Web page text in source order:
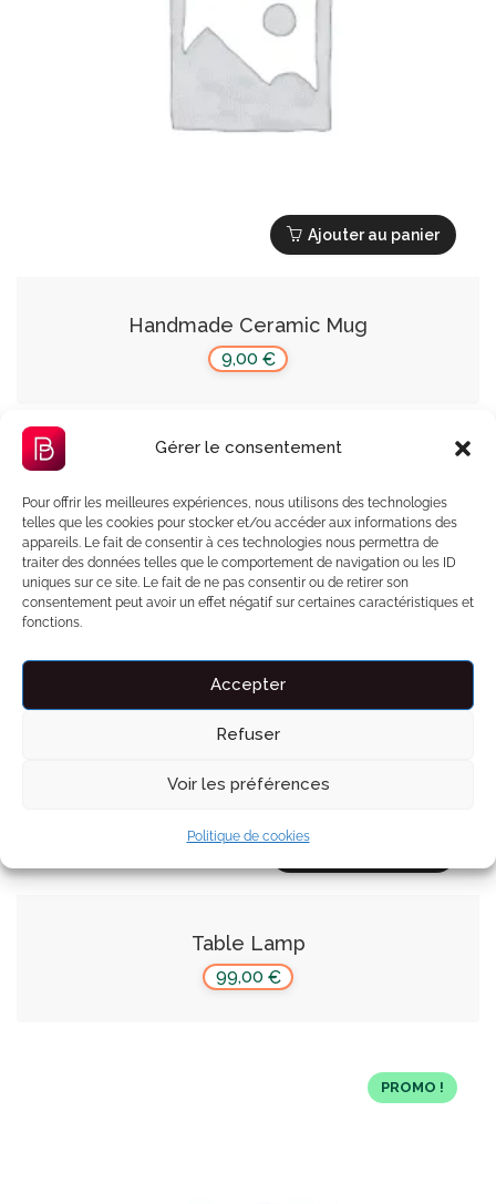
Gérer le consentement
Pour offrir les meilleures expériences, nous utilisons des technologies
telles que les cookies pour stocker et/ou accéder aux informations des
appareils. Le fait de consentir à ces technologies nous permettra de
traiter des données telles que le comportement de navigation ou les ID
uniques sur ce site. Le fait de ne pas consentir ou de retirer son
consentement peut avoir un effet négatif sur certaines caractéristiques et
fonctions.
Accepter
Refuser
Voir les préférences
Politique de cookies
Ajouter au panier
Handmade Ceramic Mug
9,00 €
Table Lamp
99,00 €
PROMO !